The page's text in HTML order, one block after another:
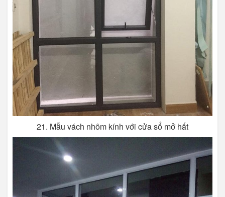
21. Mẫu vách nhôm kính với cửa sổ mở hất